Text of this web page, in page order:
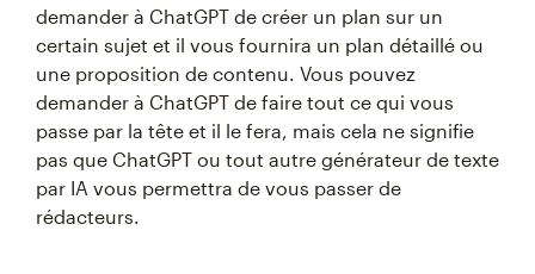
demander à ChatGPT de créer un plan sur un
certain sujet et il vous fournira un plan détaillé ou
une proposition de contenu. Vous pouvez
demander à ChatGPT de faire tout ce qui vous
passe par la tête et il le fera, mais cela ne signifie
pas que ChatGPT ou tout autre générateur de texte
par IA vous permettra de vous passer de
rédacteurs.